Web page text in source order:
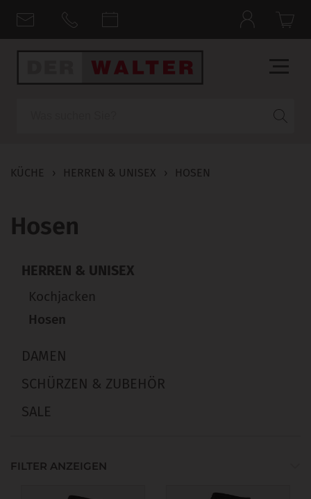
KÜCHE › HERREN & UNISEX › HOSEN
Hosen
HERREN & UNISEX
Kochjacken
Hosen
DAMEN
SCHÜRZEN & ZUBEHÖR
SALE
FILTER ANZEIGEN